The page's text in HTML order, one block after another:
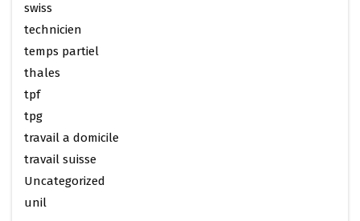
swiss
technicien
temps partiel
thales
tpf
tpg
travail a domicile
travail suisse
Uncategorized
unil